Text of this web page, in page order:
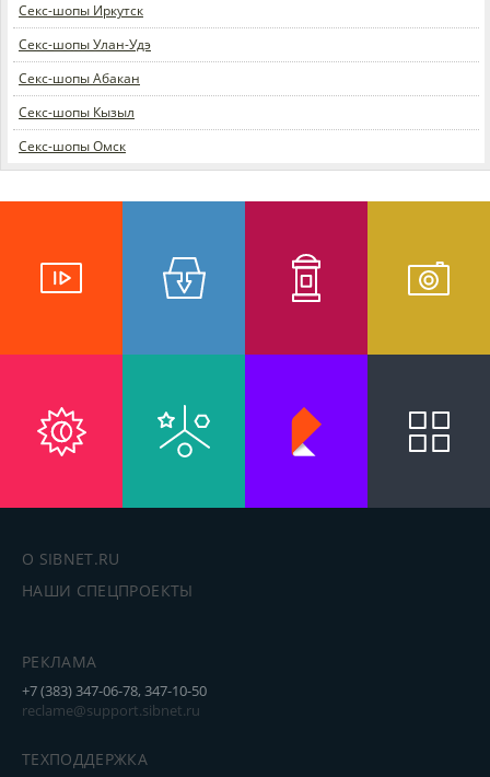
Секс-шопы Иркутск
Секс-шопы Улан-Удэ
Секс-шопы Абакан
Секс-шопы Кызыл
Секс-шопы Омск
О SIBNET.RU
НАШИ СПЕЦПРОЕКТЫ
РЕКЛАМА
+7 (383) 347-06-78, 347-10-50
reclame@support.sibnet.ru
ТЕХПОДДЕРЖКА